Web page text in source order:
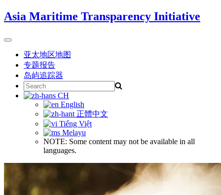
Skip
to
Asia Maritime Transparency Initiative
Toggle
navigation亚太地区地图
专题报告
岛屿追踪器
Search
for:
CH
English
正體中文
Tiếng Việt
Melayu
NOTE: Some content may not be available in all
languages.